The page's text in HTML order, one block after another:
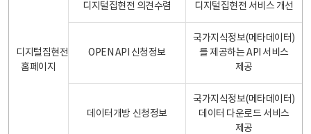
디지털집현전
홈페이지
디지털집현전 의견수렴 디지털집현전 서비스 개선
OPEN API 신청정보
국가지식정보(메타데이터)
를 제공하는 API 서비스
제공
데이터개방 신청정보
국가지식정보(메타데이터)
데이터 다운로드 서비스
제공